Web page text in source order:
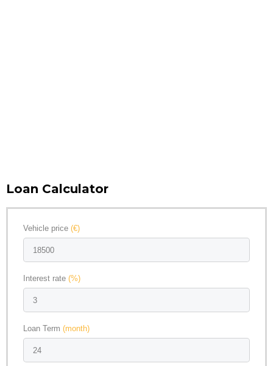
Loan Calculator
Vehicle price (€)
Interest rate (%)
Loan Term (month)